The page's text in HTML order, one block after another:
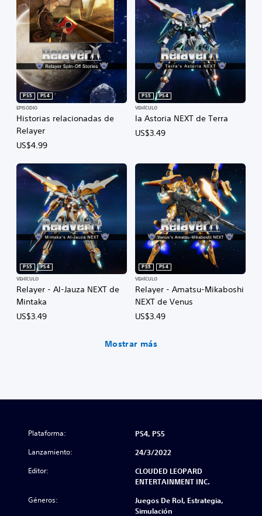
Historias relacionadas de
Relayer
PS5
PS4
EPISODIO
US$4.99
la Astoria NEXT de Terra
PS5
PS4
VEHÍCULO
US$3.49
Relayer - Al-Jauza NEXT de
Mintaka
PS5
PS4
VEHÍCULO
US$3.49
Relayer - Amatsu-Mikaboshi
NEXT de Venus
PS5
PS4
VEHÍCULO
US$3.49
Mostrar más
Plataforma: PS4, PS5
Lanzamiento: 24/3/2022
Editor:
CLOUDED LEOPARD
ENTERTAINMENT INC.
Géneros:
Juegos De Rol, Estrategia,
Simulación